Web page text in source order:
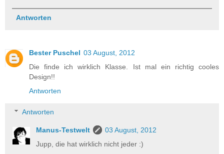
Antworten
Bester Puschel 03 August, 2012
Die finde ich wirklich Klasse. Ist mal ein richtig cooles
Design!!
Antworten
Antworten
Manus-Testwelt
03 August, 2012
Jupp, die hat wirklich nicht jeder :)